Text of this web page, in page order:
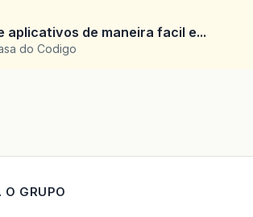
aplicativos de maneira facil e...
do Codigo
O GRUPO